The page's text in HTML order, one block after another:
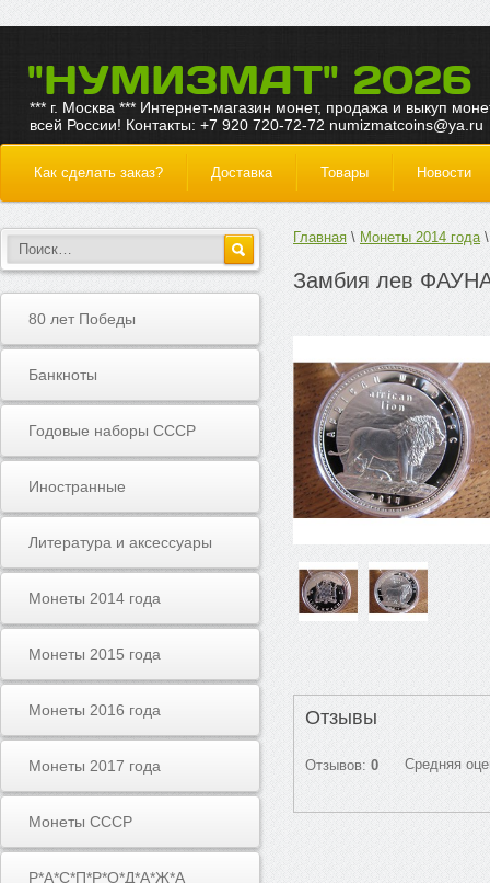
"НУМИЗМАТ" 2026
*** г. Москва *** Интернет-магазин монет, продажа и выкуп
всей России! Контакты: +7 920 720-72-72 numizmatcoins@ya.ru
Как сделать заказ? Доставка Товары Новости
80 лет Победы
Банкноты
Годовые наборы СССР
Иностранные
Литература и аксессуары
Монеты 2014 года
Монеты 2015 года
Монеты 2016 года
Монеты 2017 года
Монеты СССР
Р*А*С*П*Р*О*Д*А*Ж*А
Главная Монеты 2014 года
Замбия лев
Отзывы
Отзывов: 0 Средняя